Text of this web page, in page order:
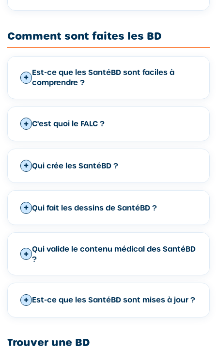
Comment sont faites les BD
Est-ce que les SantéBD sont faciles à
comprendre ?
C'est quoi le FALC ?
Qui crée les SantéBD ?
Qui fait les dessins de SantéBD ?
Qui valide le contenu médical des SantéBD
?
Est-ce que les SantéBD sont mises à jour ?
Trouver une BD